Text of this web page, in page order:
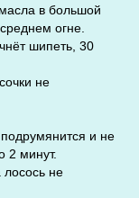
в большой
огне.
шипеть, 30
не
и не
2 минут.
лосось не